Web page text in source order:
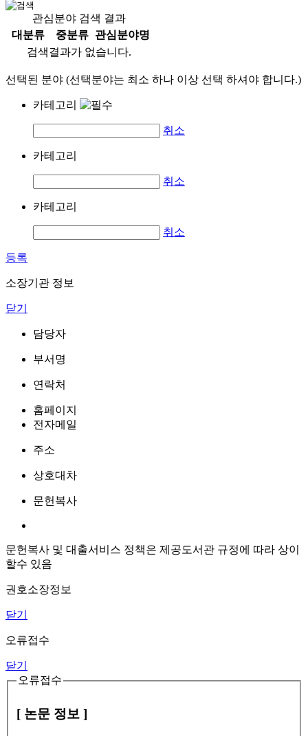
관심분야 검색 결과
대분류
중분류
관심분야명
검색결과가 없습니다.
선택된 분야 (선택분야는 최소 하나 이상 선택 하셔야 합니다.)
카테고리
취소
카테고리
취소
카테고리
취소
등록
소장기관 정보
닫기
담당자
부서명
연락처
홈페이지
전자메일
주소
상호대차
문헌복사
문헌복사 및 대출서비스 정책은 제공도서관 규정에 따라 상이
할수 있음
권호소장정보
닫기
오류접수
닫기
오류접수
[ 논문 정보 ]